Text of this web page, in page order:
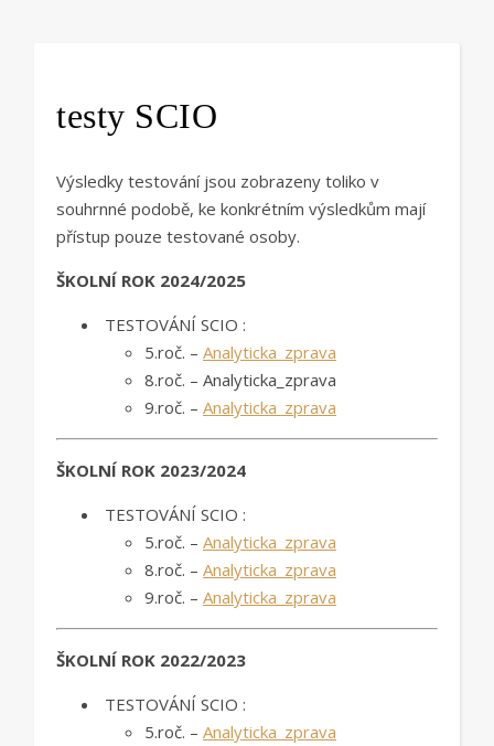
testy SCIO
Výsledky testování jsou zobrazeny toliko v
souhrnné podobě, ke konkrétním výsledkům mají
přístup pouze testované osoby.
ŠKOLNÍ ROK 2024/2025
TESTOVÁNÍ SCIO :
5.roč. – Analyticka_zprava
8.roč. – Analyticka_zprava
9.roč. – Analyticka_zprava
ŠKOLNÍ ROK 2023/2024
TESTOVÁNÍ SCIO :
5.roč. – Analyticka_zprava
8.roč. – Analyticka_zprava
9.roč. – Analyticka_zprava
ŠKOLNÍ ROK 2022/2023
TESTOVÁNÍ SCIO :
5.roč. – Analyticka_zprava